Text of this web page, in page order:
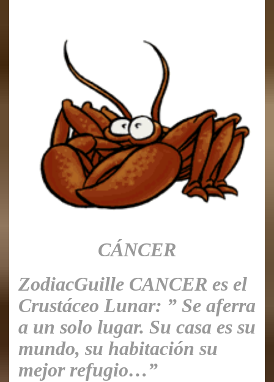
CÁNCER
ZodiacGuille CANCER es el
Crustáceo Lunar: ” Se aferra
a un solo lugar. Su casa es su
mundo, su habitación su
mejor refugio…”